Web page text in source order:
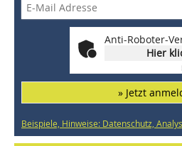
Anti-Roboter-
Hier
» Jetzt
Beispiele, Hinweise: Datenschutz,